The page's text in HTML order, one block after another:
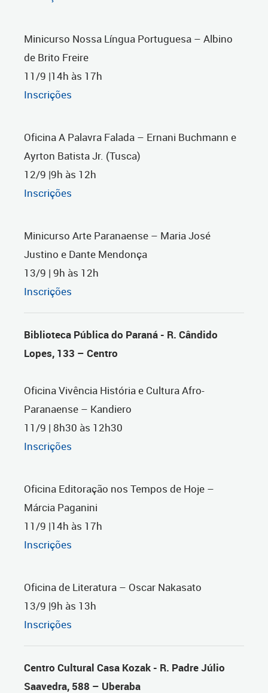
Minicurso Nossa Língua Portuguesa – Albino
de Brito Freire
11/9 |14h às 17h
Inscrições
Oficina A Palavra Falada – Ernani Buchmann e
Ayrton Batista Jr. (Tusca)
12/9 |9h às 12h
Inscrições
Minicurso Arte Paranaense – Maria José
Justino e Dante Mendonça
13/9 | 9h às 12h
Inscrições
Biblioteca Pública do Paraná - R. Cândido
Lopes, 133 – Centro
Oficina Vivência História e Cultura Afro-
Paranaense – Kandiero
11/9 | 8h30 às 12h30
Inscrições
Oficina Editoração nos Tempos de Hoje –
Márcia Paganini
11/9 |14h às 17h
Inscrições
Oficina de Literatura – Oscar Nakasato
13/9 |9h às 13h
Inscrições
Centro Cultural Casa Kozak - R. Padre Júlio
Saavedra, 588 – Uberaba